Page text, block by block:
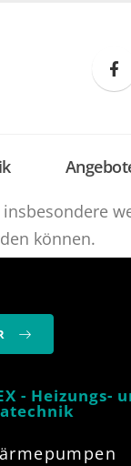
können.
- Heizungs-